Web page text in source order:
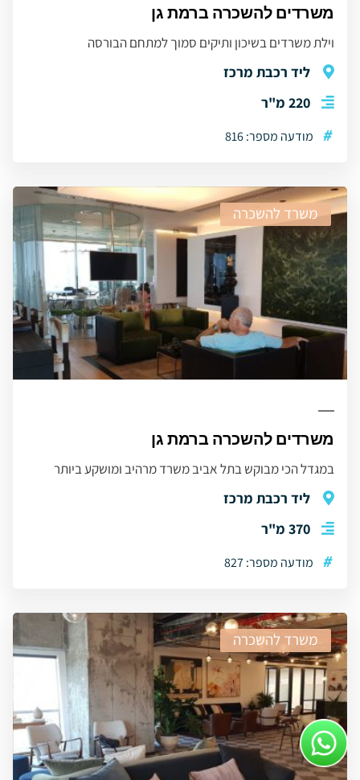
משרדים להשכרה ברמת גן
וילת משרדים בשיכון ותיקים סמוך למתחם הבורסה
ליד רכבת מרכז
220 מ"ר
# מודעה מספר: 816
משרד להשכרה
משרדים להשכרה ברמת גן
במגדל הכי מבוקש בתל אביב משרד מרהיב ומושקע ביותר
ליד רכבת מרכז
370 מ"ר
# מודעה מספר: 827
משרד להשכרה